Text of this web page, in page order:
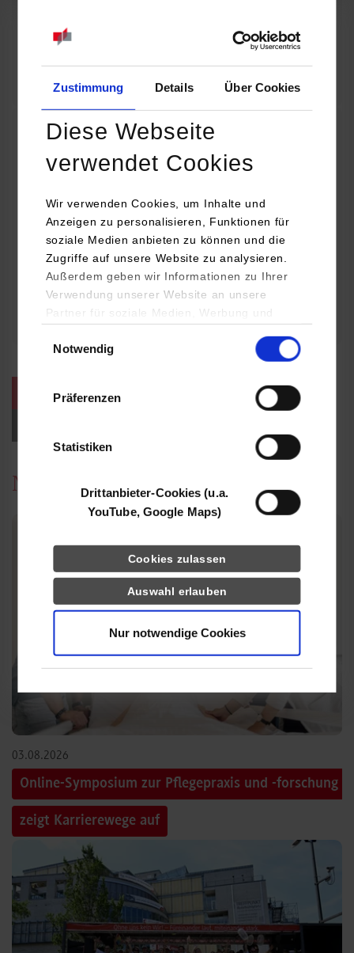
Zustimmung Details Über Cookies
Diese Webseite
verwendet Cookies
Wir verwenden Cookies, um Inhalte und
Anzeigen zu personalisieren, Funktionen für
soziale Medien anbieten zu können und die
Zugriffe auf unsere Website zu analysieren.
Außerdem geben wir Informationen zu Ihrer
Verwendung unserer Website an unsere
Partner für soziale Medien, Werbung und
YouTube, Google Maps) führen diese
Daten zusammen, die Sie ihnen bereitgestellt
haben oder die sie im Rahmen Ihrer Nutzung
Notwendig
Präferenzen
Statistiken
Drittanbieter-Cookies (u.a.
YouTube, Google Maps)
Cookies zulassen
Auswahl erlauben
Nur notwendige Cookies
Online INDIS-Infoveranstaltung für Studierende
Zum Event
Technologietag: Clean Urban Transportation –
nachhaltige Mobilität im (sub)urbanen Umfeld
16.09.2026 - 17.09.2026
Im Mittelpunkt stehen elektrische Antriebe, moderne
Batterietechnologien und innovative Fahrzeugkonzepte für
nachhaltige Mobilität in Stadt und…
weitere Veranstaltungen / Termine
News
03.08.2026
Online-Symposium zur Pflegepraxis und -forschung
zeigt Karrierewege auf